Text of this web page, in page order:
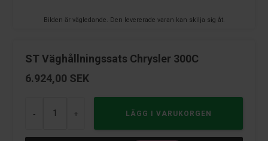
Bilden är vägledande. Den levererade varan kan skilja sig åt.
ST Väghållningssats Chrysler 300C
6.924,00 SEK
- +